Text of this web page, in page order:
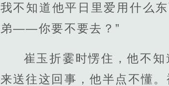
我不知道他平日里爱用什么
弟——你要不要去？”
崔玉折霎时愣住，他不
来送往这回事，他半点不懂